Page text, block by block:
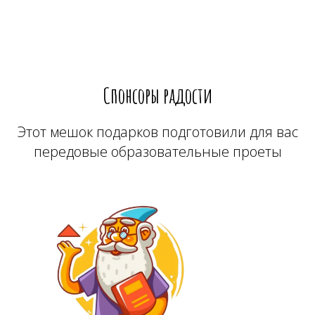
Спонсоры радости
Этот мешок подарков подготовили для вас
передовые образовательные проеты